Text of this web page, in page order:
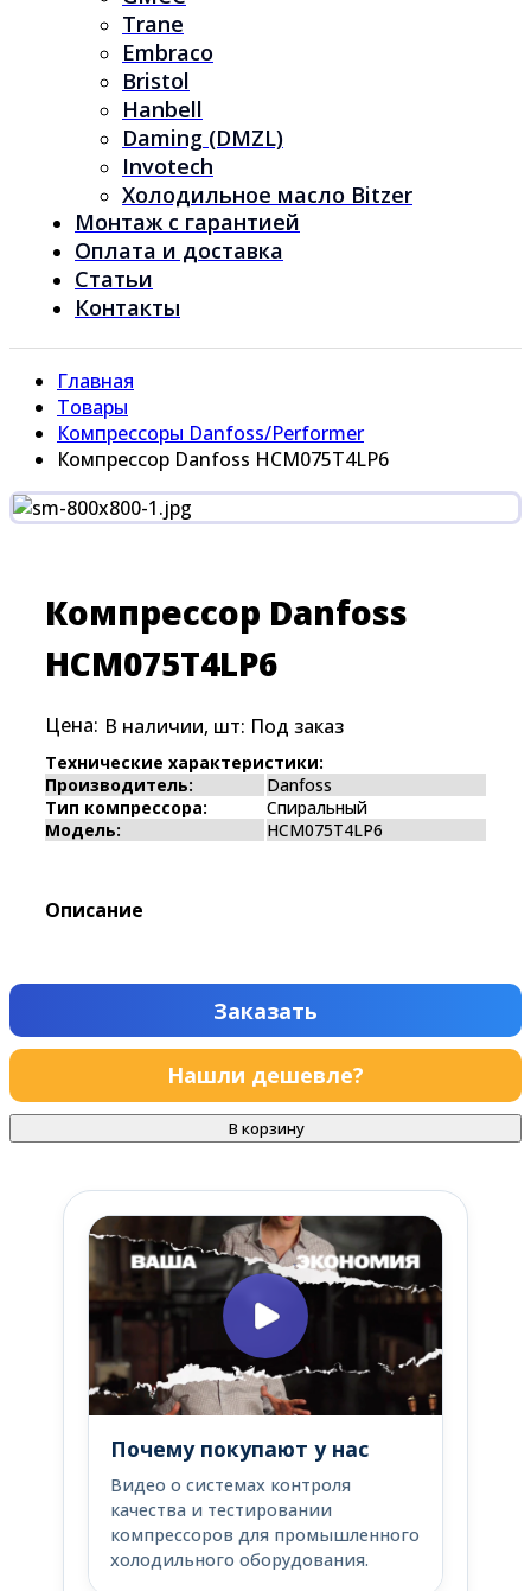
Trane
Embraco
Bristol
Hanbell
Daming (DMZL)
Invotech
Холодильное масло Bitzer
Монтаж с гарантией
Оплата и доставка
Статьи
Контакты
Главная
Товары
Компрессоры Danfoss/Performer
Компрессор Danfoss HCM075T4LP6
Компрессор Danfoss
HCM075T4LP6
Цена: В наличии, шт: Под заказ
Технические характеристики:
Производитель:
Danfoss
Тип компрессора:
Спиральный
Модель:
HCM075T4LP6
Описание
Заказать
Нашли дешевле?
В корзину
Почему покупают у нас
Видео о системах контроля
качества и тестировании
компрессоров для промышленного
холодильного оборудования.